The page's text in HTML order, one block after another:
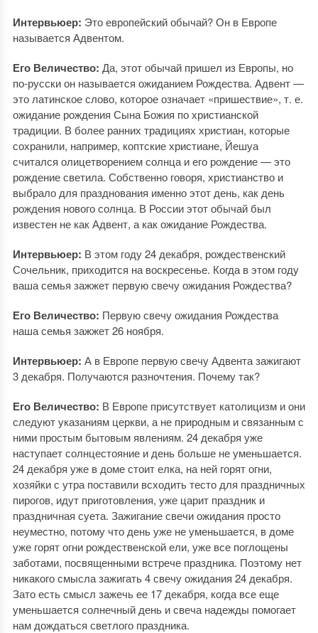
Интервьюер: Это европейский обычай? Он в Европе
называется Адвентом.
Его Величество: Да, этот обычай пришел из Европы, но
по-русски он называется ожиданием Рождества. Адвент —
это латинское слово, которое означает «пришествие», т. е.
ожидание рождения Сына Божия по христианской
традиции. В более ранних традициях христиан, которые
сохранили, например, коптские христиане, Йешуа
считался олицетворением солнца и его рождение — это
рождение светила. Собственно говоря, христианство и
выбрало для празднования именно этот день, как день
рождения нового солнца. В России этот обычай был
известен не как Адвент, а как ожидание Рождества.
Интервьюер: В этом году 24 декабря, рождественский
Сочельник, приходится на воскресенье. Когда в этом году
ваша семья зажжет первую свечу ожидания Рождества?
Его Величество: Первую свечу ожидания Рождества
наша семья зажжет 26 ноября.
Интервьюер: А в Европе первую свечу Адвента зажигают
3 декабря. Получаются разночтения. Почему так?
Его Величество: В Европе присутствует католицизм и они
следуют указаниям церкви, а не природным и связанным с
ними простым бытовым явлениям. 24 декабря уже
наступает солнцестояние и день больше не уменьшается.
24 декабря уже в доме стоит елка, на ней горят огни,
хозяйки с утра поставили всходить тесто для праздничных
пирогов, идут приготовления, уже царит праздник и
праздничная суета. Зажигание свечи ожидания просто
неуместно, потому что день уже не уменьшается, в доме
уже горят огни рождественской ели, уже все поглощены
заботами, посвященными встрече праздника. Поэтому нет
никакого смысла зажигать 4 свечу ожидания 24 декабря.
Зато есть смысл зажечь ее 17 декабря, когда все еще
уменьшается солнечный день и свеча надежды помогает
нам дождаться светлого праздника.